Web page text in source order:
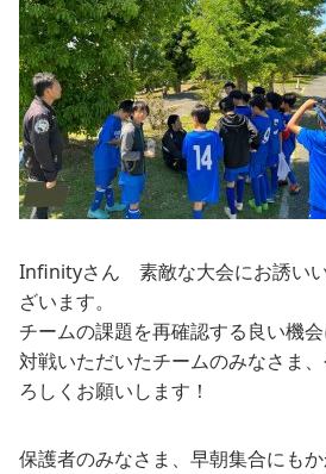
Infinityさん 素敵な大会にお誘い
ざいます。
チームの課題を再確認する良い機会
対戦いただいたチームのみなさま
ろしくお願いします！
保護者のみなさま、早朝集合にも